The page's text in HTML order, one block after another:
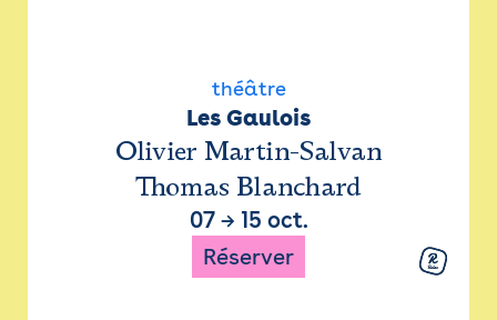
théâtre
Les Gaulois
Olivier Martin-Salvan
Thomas Blanchard
07→ 15 oct.
Réserver